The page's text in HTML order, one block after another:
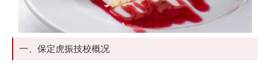
一、保定虎振技校概况